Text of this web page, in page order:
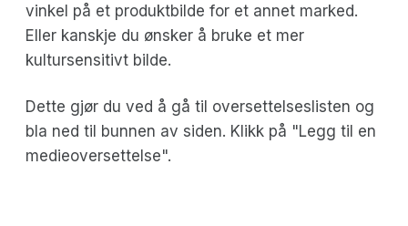
vinkel på et produktbilde for et annet marked.
Eller kanskje du ønsker å bruke et mer
kultursensitivt bilde.
Dette gjør du ved å gå til oversettelseslisten og
bla ned til bunnen av siden. Klikk på "Legg til en
medieoversettelse".